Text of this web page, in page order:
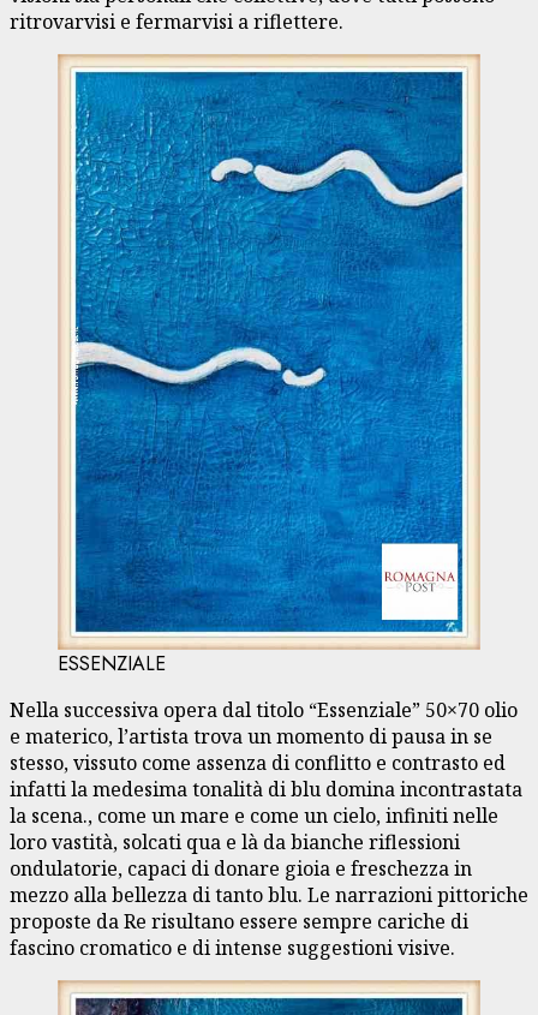
ritrovarvisi e fermarvisi a riflettere.
ESSENZIALE
Nella successiva opera dal titolo “Essenziale” 50×70 olio
e materico, l’artista trova un momento di pausa in se
stesso, vissuto come assenza di conflitto e contrasto ed
infatti la medesima tonalità di blu domina incontrastata
la scena., come un mare e come un cielo, infiniti nelle
loro vastità, solcati qua e là da bianche riflessioni
ondulatorie, capaci di donare gioia e freschezza in
mezzo alla bellezza di tanto blu. Le narrazioni pittoriche
proposte da Re risultano essere sempre cariche di
fascino cromatico e di intense suggestioni visive.